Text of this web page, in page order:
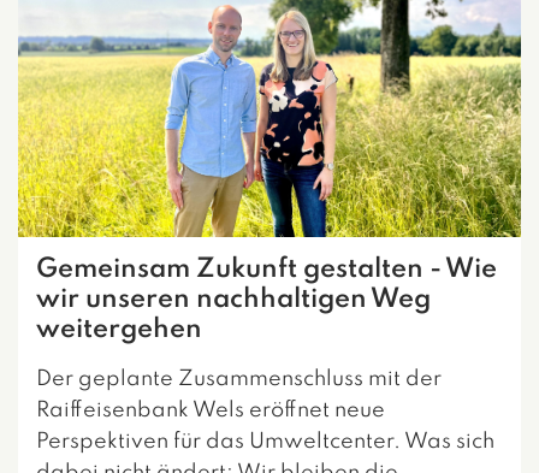
Gemeinsam Zukunft gestalten - Wie
wir unseren nachhaltigen Weg
weitergehen
Der geplante Zusammenschluss mit der
Raiffeisenbank Wels eröffnet neue
Perspektiven für das Umweltcenter. Was sich